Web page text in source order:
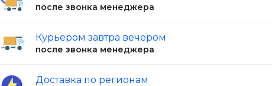
после звонка менеджера
Курьером завтра вечером
после звонка менеджера
Доставка по регионам